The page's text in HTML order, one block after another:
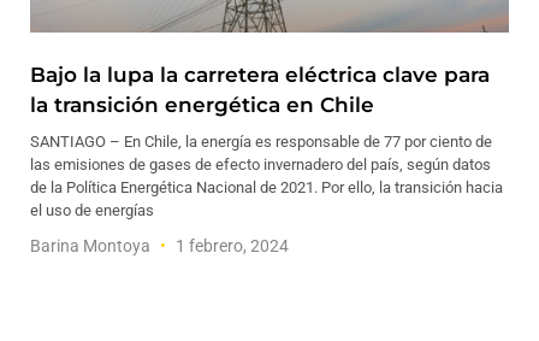
Bajo la lupa la carretera eléctrica clave para
la transición energética en Chile
SANTIAGO – En Chile, la energía es responsable de 77 por ciento de
las emisiones de gases de efecto invernadero del país, según datos
de la Política Energética Nacional de 2021. Por ello, la transición hacia
el uso de energías
Barina Montoya 1 febrero, 2024